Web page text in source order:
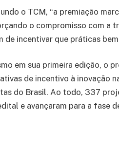
o TCM, “a premiação
o compromisso com a
de incentivar que práticas
em sua primeira edição, o
de incentivo à inovação
do Brasil. Ao todo, 337
e avançaram para a fase